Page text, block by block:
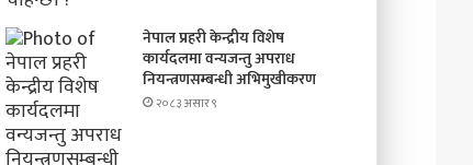
नेपाल प्रहरी केन्द्रीय विशेष
कार्यदलमा वन्यजन्तु अपराध
नियन्त्रणसम्बन्धी अभिमुखीकरण
२०८३ असार ९